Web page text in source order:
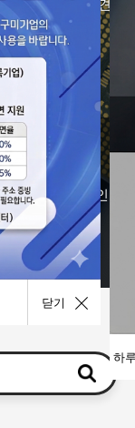
지역의 중소 중견·
성적서
진위여부 확인
닫기
하